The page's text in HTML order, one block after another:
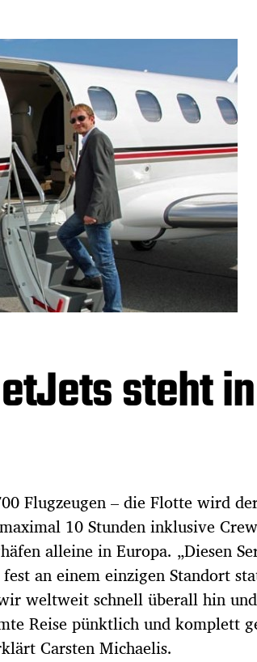
steht
Flugzeugen – die Flotte wird
10 Stunden inklusive
alleine in Europa. „Diesen
an einem einzigen Standort
weltweit schnell überall hin
Reise pünktlich und komplett
Carsten Michaelis.